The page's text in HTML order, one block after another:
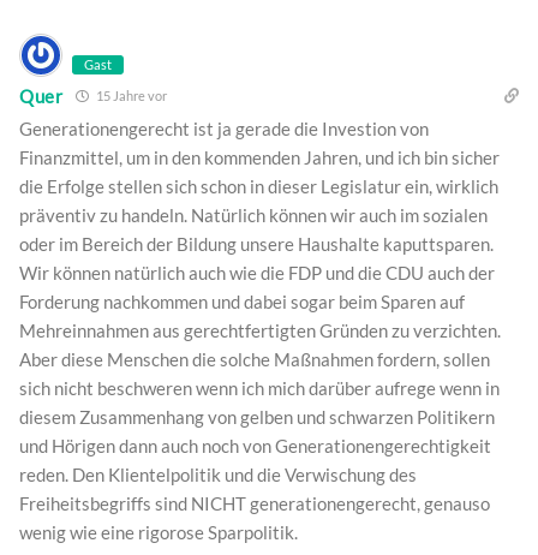
Gast
Quer 15 Jahre vor
Generationengerecht ist ja gerade die Investion von
Finanzmittel, um in den kommenden Jahren, und ich bin sicher
die Erfolge stellen sich schon in dieser Legislatur ein, wirklich
präventiv zu handeln. Natürlich können wir auch im sozialen
oder im Bereich der Bildung unsere Haushalte kaputtsparen.
Wir können natürlich auch wie die FDP und die CDU auch der
Forderung nachkommen und dabei sogar beim Sparen auf
Mehreinnahmen aus gerechtfertigten Gründen zu verzichten.
Aber diese Menschen die solche Maßnahmen fordern, sollen
sich nicht beschweren wenn ich mich darüber aufrege wenn in
diesem Zusammenhang von gelben und schwarzen Politikern
und Hörigen dann auch noch von Generationengerechtigkeit
reden. Den Klientelpolitik und die Verwischung des
Freiheitsbegriffs sind NICHT generationengerecht, genauso
wenig wie eine rigorose Sparpolitik.